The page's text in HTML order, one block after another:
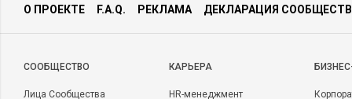
О ПРОЕКТЕ F.A.Q. РЕКЛАМА ДЕКЛАРАЦИЯ
CООБЩЕСТВО
Лица Сообщества
КАРЬЕРА
HR-менеджмент